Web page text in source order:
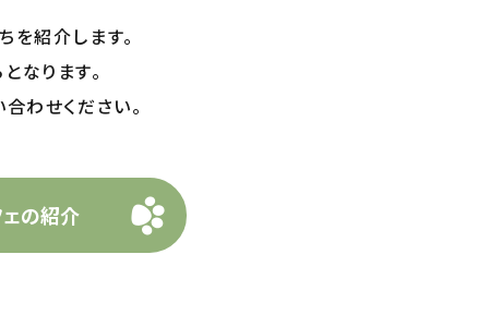
を紹介します。
なります。
わせください。
ェの紹介